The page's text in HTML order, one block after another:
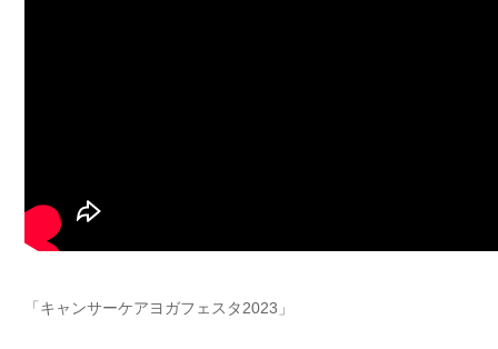
「キャンサーケアヨガフェスタ2023」